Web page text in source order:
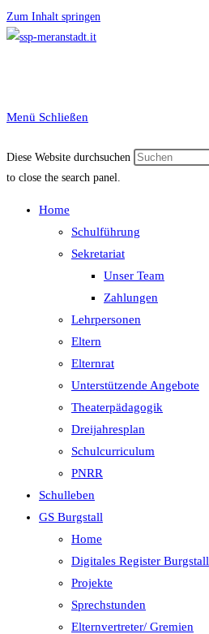
Zum Inhalt springen
Menü Schließen
Diese Website durchsuchen
to close the search panel.
Home
Schulführung
Sekretariat
Unser Team
Zahlungen
Lehrpersonen
Eltern
Elternrat
Unterstützende Angebote
Theaterpädagogik
Dreijahresplan
Schulcurriculum
PNRR
Schulleben
GS Burgstall
Home
Digitales Register Burgstall
Projekte
Sprechstunden
Elternvertreter/ Gremien